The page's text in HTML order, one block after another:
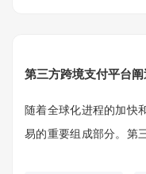
第三方跨境支付平台
随着全球化进程的加快
易的重要组成部分。第